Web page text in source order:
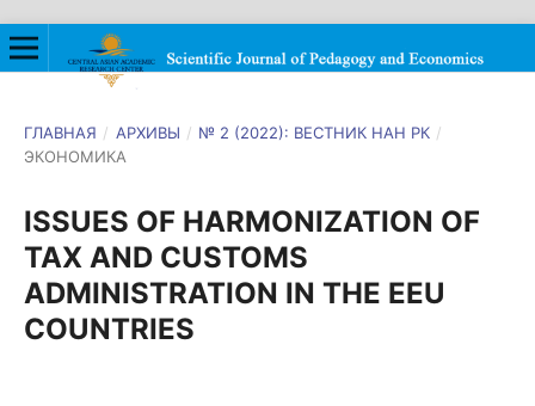
ГЛАВНАЯ / АРХИВЫ / № 2 (2022): ВЕСТНИК НАН РК /
ЭКОНОМИКА
ISSUES OF HARMONIZATION OF
TAX AND CUSTOMS
ADMINISTRATION IN THE EEU
COUNTRIES